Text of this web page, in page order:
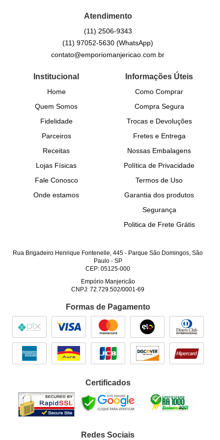
Atendimento
(11) 2506-9343
(11) 97052-5630(WhatsApp)
contato@emporiomanjericao.com.br
Institucional
Home
Quem Somos
Fidelidade
Parceiros
Receitas
Lojas Físicas
Fale Conosco
Onde estamos
Informações Úteis
Como Comprar
Compra Segura
Trocas e Devoluções
Fretes e Entrega
Nossas Embalagens
Política de Privacidade
Termos de Uso
Garantia dos produtos
Segurança
Politica de Frete Grátis
Rua Brigadeiro Henrique Fontenelle, 445 - Parque São Domingos, São
Paulo- SP
CEP: 05125-000
Empório Manjericão
CNPJ: 72.729.502/0001-69
Formas de Pagamento
Certificados
Redes Sociais